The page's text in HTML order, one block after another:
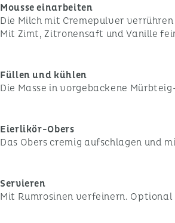
Mousse einarbeiten
Die Milch mit Cremepulver
Mit Zimt, Zitronensaft und Vanille
Füllen und kühlen
Die Masse in vorgebackene
Eierlikör-Obers
Das Obers cremig aufschlagen und
Servieren
Mit Rumrosinen verfeinern.